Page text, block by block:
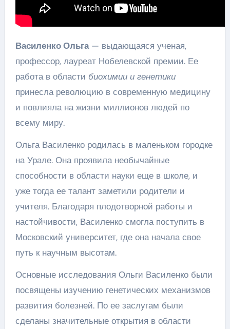
Василенко Ольга— выдающаяся ученая,
профессор, лауреат Нобелевской премии. Ее
работа в области биохимии и генетики
принесла революцию в современную медицину
и повлияла на жизни миллионов людей по
всему миру.
Ольга Василенко родилась в маленьком городке
на Урале. Она проявила необычайные
способности в области науки еще в школе, и
уже тогда ее талант заметили родители и
учителя. Благодаря плодотворной работы и
настойчивости, Василенко смогла поступить в
Московский университет, где она начала свое
путь к научным высотам.
Основные исследования Ольги Василенко были
посвящены изучению генетических механизмов
развития болезней. По ее заслугам были
сделаны значительные открытия в области